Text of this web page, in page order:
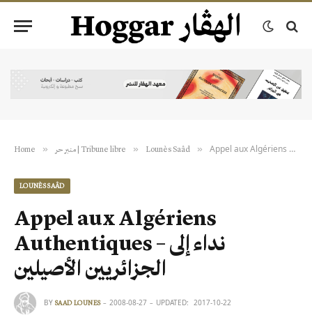
Home » منبر حر | Tribune libre » Lounès Saâd »
LOUNÈS SAÂD
Appel aux Algériens
Authentiques – نداء إلى
الجزائريين الأصيلين
BY SAAD LOUNES 2008-08-27 UPDATED: 2017-10-22